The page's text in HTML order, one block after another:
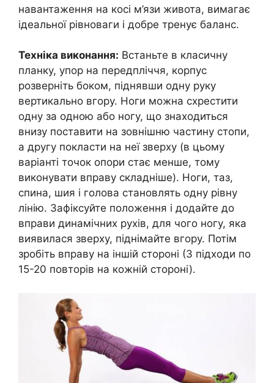
навантаження на косі м’язи живота, вимагає
ідеальної рівноваги і добре тренує баланс.
Техніка виконання: Встаньте в класичну
планку, упор на передпліччя, корпус
розверніть боком, піднявши одну руку
вертикально вгору. Ноги можна схрестити
одну за одною або ногу, що знаходиться
внизу поставити на зовнішню частину стопи,
а другу покласти на неї зверху (в цьому
варіанті точок опори стає менше, тому
виконувати вправу складніше). Ноги, таз,
спина, шия і голова становлять одну рівну
лінію. Зафіксуйте положення і додайте до
вправи динамічних рухів, для чого ногу, яка
виявилася зверху, піднімайте вгору. Потім
зробіть вправу на іншій стороні (3 підходи по
15-20 повторів на кожній стороні).